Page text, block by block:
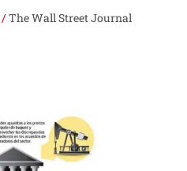
/The Wall Street Journal